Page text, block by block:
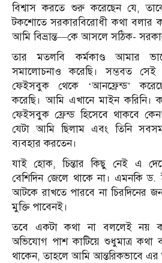
বিশ্বাস করতে শুরু করেছেন যে,
টকশোতে সরকারবিরোধী কথা বলার
আমি বিভ্রান্ত—কে আসলে সঠিক-
তার মতলবি কর্মকাণ্ড আমার
সমালোচনাও করেছি। সম্ভবত
ফেইসবুক থেকে ‘আনফ্রেন্ড’
করেছি। আমি এখানে মাইন করিনি।
ফেইসবুক ফ্রেন্ড হিসেবে থাকবে
যেটা আমি ছিলাম এবং তিনি
ব্যবহার করতেন।
যাই হোক, চিন্তার কিছু নেই এ
বেশিদিন জেলে থাকে না। এমনকি
আটকে রাখতে পারবে না চিরদিনের
মুক্তি পাবেনই।
তবে একটা কথা না বললেই নয়
অভিযোগ পাশ কাটিয়ে শুধুমাত্র কথা
থাকেন, তাহলে আমি আন্তরিকভাবে এর